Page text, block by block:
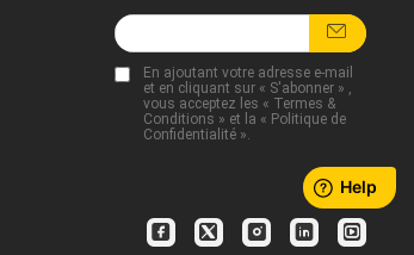
En ajoutant votre adresse e-mail
et en cliquant sur « S'abonner » ,
vous acceptez les « Termes &
Conditions » et la « Politique de
Confidentialité ».